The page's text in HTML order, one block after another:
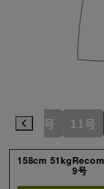
7号 9号 11号
158cm
9号